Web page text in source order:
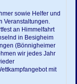
sowie Helfer und
Veranstaltungen.
an Himmelfahrt
in Besigheim
(Bönnigheimer
wir jedes Jahr
mit